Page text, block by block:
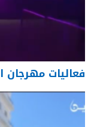
فعاليات مهرجان